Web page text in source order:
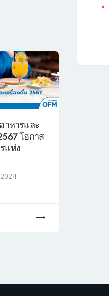
าหารและ
โอกาส
แห่ง